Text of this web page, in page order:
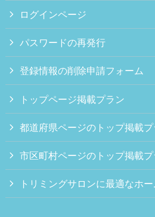
ログインページ
パスワードの再発行
登録情報の削除申請フォーム
トップページ掲載プラン
都道府県ページのトップ掲載プ
市区町村ページのトップ掲載プ
トリミングサロンに最適なホ